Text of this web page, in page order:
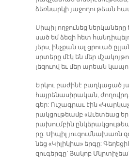
ձեռ­նար­կի յա­ջո­ղու­թեան
Սի­պիլ ող­ջու­նեց
սած եմ ձե­զի հետ
յերս, ինչ­քան ալ ցրուած
սրտե­րը մէկ են մեր
լե­զուով եւ մեր ա­րեան
Եր­կու բա­ժի­նէ բաղ­կա­ցած
հայ­րե­նա­սի­րա­կան,
գեր: Ու­շագ­րաւ էին
րակ­ցու­թեամբ «Ա­ւե­տեաց
րա­խում­բին
րը: Սի­պիլ յու­զումնա­խառն
նեց «Կի­լի­կիա» եր­գը:
զու­գեր­գը՝ Յա­կոբ